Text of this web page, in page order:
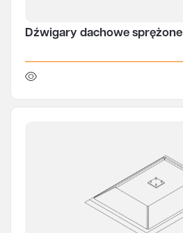
Dźwigary dachowe sprężone